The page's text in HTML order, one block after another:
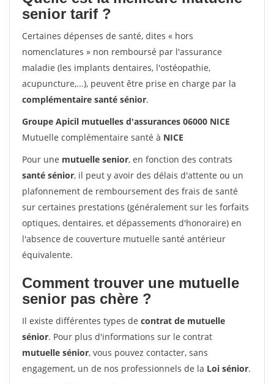
senior tarif ?
Certaines dépenses de santé, dites « hors
nomenclatures » non remboursé par l'assurance
maladie (les implants dentaires, l'ostéopathie,
acupuncture,...), peuvent être prise en charge par la
complémentaire santé sénior.
Groupe Apicil mutuelles d'assurances 06000 NICE
Mutuelle complémentaire santé à NICE
Pour une mutuelle senior, en fonction des contrats
santé sénior, il peut y avoir des délais d'attente ou un
plafonnement de remboursement des frais de santé
sur certaines prestations (généralement sur les forfaits
optiques, dentaires, et dépassements d'honoraire) en
l'absence de couverture mutuelle santé antérieur
équivalente.
Comment trouver une mutuelle
senior pas chère ?
Il existe différentes types de contrat de mutuelle
sénior. Pour plus d'informations sur le contrat
mutuelle sénior, vous pouvez contacter, sans
engagement, un de nos professionnels de la Loi sénior.